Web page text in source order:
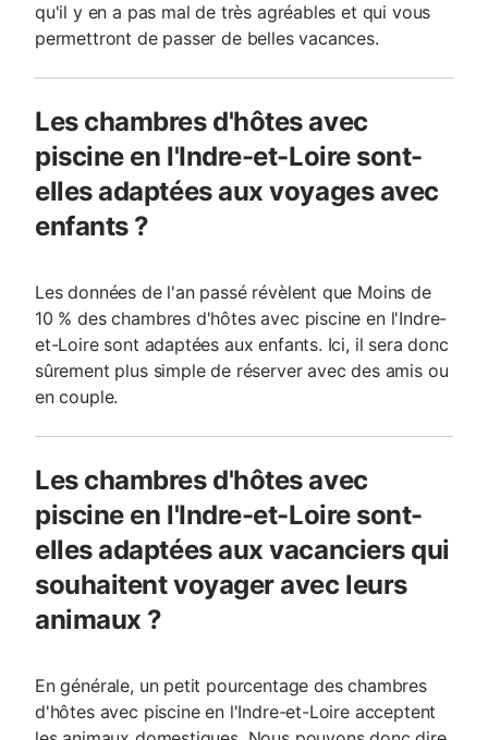
qu'il y en a pas mal de très agréables et qui vous
permettront de passer de belles vacances.
Les chambres d'hôtes avec
piscine en l'Indre-et-Loire sont-
elles adaptées aux voyages avec
enfants ?
Les données de l'an passé révèlent que Moins de
10 % des chambres d'hôtes avec piscine en l'Indre-
et-Loire sont adaptées aux enfants. Ici, il sera donc
sûrement plus simple de réserver avec des amis ou
en couple.
Les chambres d'hôtes avec
piscine en l'Indre-et-Loire sont-
elles adaptées aux vacanciers qui
souhaitent voyager avec leurs
animaux ?
En générale, un petit pourcentage des chambres
d'hôtes avec piscine en l'Indre-et-Loire acceptent